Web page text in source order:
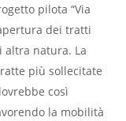
pilota “Via
dei tratti
natura. La
più sollecitate
così
la mobilità